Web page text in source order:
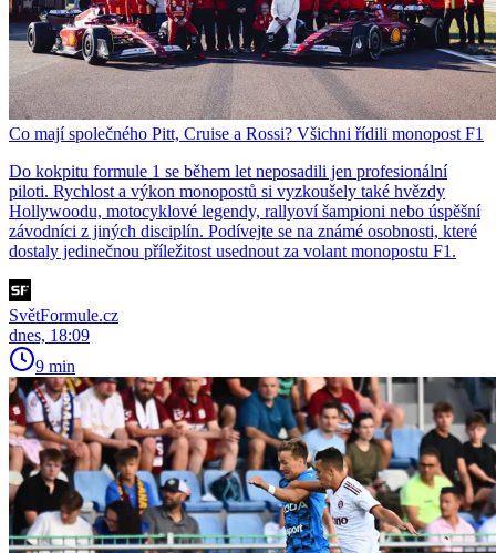
Co mají společného Pitt, Cruise a Rossi? Všichni řídili monopost F1
Do kokpitu formule 1 se během let neposadili jen profesionální
piloti. Rychlost a výkon monopostů si vyzkoušely také hvězdy
Hollywoodu, motocyklové legendy, rallyoví šampioni nebo úspěšní
závodníci z jiných disciplín. Podívejte se na známé osobnosti, které
dostaly jedinečnou příležitost usednout za volant monopostu F1.
SvětFormule.cz
dnes, 18:09
9 min